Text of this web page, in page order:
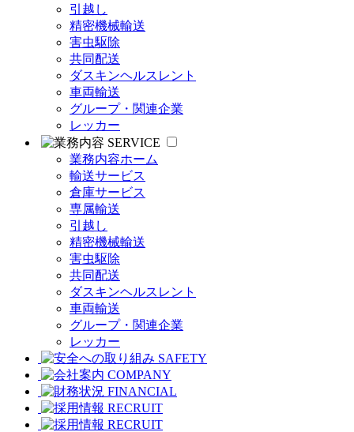
引越し
精密機械輸送
害虫駆除
共同配送
ダスキンヘルスレント
車両輸送
グループ・関連企業
レッカー
SERVICE
業務内容ホーム
輸送サービス
倉庫サービス
専属輸送
引越し
精密機械輸送
害虫駆除
共同配送
ダスキンヘルスレント
車両輸送
グループ・関連企業
レッカー
SAFETY
COMPANY
FINANCIAL
RECRUIT
RECRUIT